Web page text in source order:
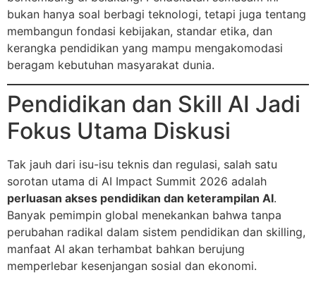
bukan hanya soal berbagi teknologi, tetapi juga tentang
membangun fondasi kebijakan, standar etika, dan
kerangka pendidikan yang mampu mengakomodasi
beragam kebutuhan masyarakat dunia.
Pendidikan dan Skill AI Jadi
Fokus Utama Diskusi
Tak jauh dari isu-isu teknis dan regulasi, salah satu
sorotan utama di AI Impact Summit 2026 adalah
perluasan akses pendidikan dan keterampilan AI.
Banyak pemimpin global menekankan bahwa tanpa
perubahan radikal dalam sistem pendidikan dan skilling,
manfaat AI akan terhambat bahkan berujung
memperlebar kesenjangan sosial dan ekonomi.